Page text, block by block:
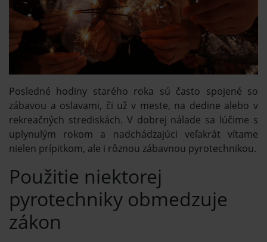
Posledné hodiny starého roka sú často spojené so
zábavou a oslavami, či už v meste, na dedine alebo v
rekreačných strediskách. V dobrej nálade sa lúčime s
uplynulým rokom a nadchádzajúci veľakrát vítame
nielen prípitkom, ale i rôznou zábavnou pyrotechnikou.
Použitie niektorej
pyrotechniky obmedzuje
zákon